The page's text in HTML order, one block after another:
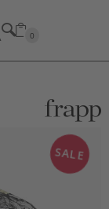
0
SALE